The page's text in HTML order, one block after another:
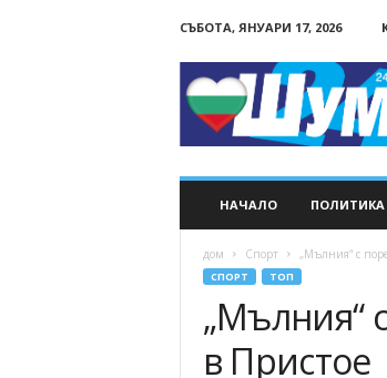
СЪБОТА, ЯНУАРИ 17, 2026
НАЧАЛО ПОЛИТИКА
дом Спорт „Мълния“ с
СПОРТ ТОП
„Мълния“
в Пристое